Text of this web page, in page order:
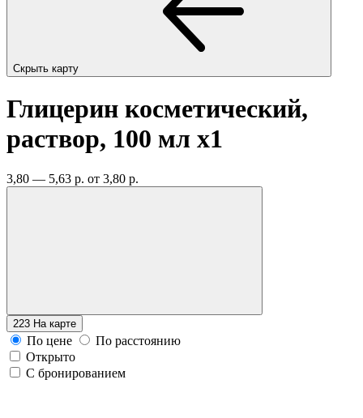
Скрыть карту
Глицерин косметический,
раствор, 100 мл x1
3,80 — 5,63 р. от 3,80 р.
223 На карте
По цене
По расстоянию
Открыто
С бронированием